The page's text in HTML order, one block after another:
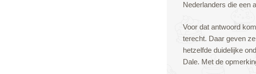
Nederlanders die een
Voor dat antwoord
terecht. Daar geven
hetzelfde duidelijke
Dale. Met de